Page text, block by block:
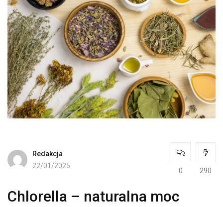
Redakcja
22/01/2025
0 290
Chlorella – naturalna moc